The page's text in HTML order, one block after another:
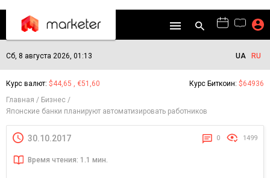
Сб, 8 августа 2026, 01:13 UA RU
Курс валют: $44,65 , €51,60 Курс Биткоин: $64936
Главная
Бизнес
Японские банки планируют автоматизировать работников
30.10.2017 0 1499
Время чтения: 1.1 мин.